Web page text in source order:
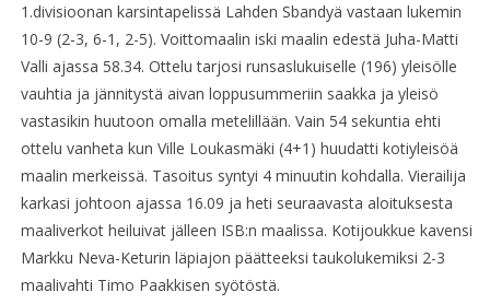
1.divisioonan karsintapelissä Lahden Sbandyä vastaan lukemin
10-9 (2-3, 6-1, 2-5). Voittomaalin iski maalin edestä Juha-Matti
Valli ajassa 58.34. Ottelu tarjosi runsaslukuiselle (196) yleisölle
vauhtia ja jännitystä aivan loppusummeriin saakka ja yleisö
vastasikin huutoon omalla metelillään. Vain 54 sekuntia ehti
ottelu vanheta kun Ville Loukasmäki (4+1) huudatti kotiyleisöä
maalin merkeissä. Tasoitus syntyi 4 minuutin kohdalla. Vierailija
karkasi johtoon ajassa 16.09 ja heti seuraavasta aloituksesta
maaliverkot heiluivat jälleen ISB:n maalissa. Kotijoukkue kavensi
Markku Neva-Keturin läpiajon päätteeksi taukolukemiksi 2-3
maalivahti Timo Paakkisen syötöstä.